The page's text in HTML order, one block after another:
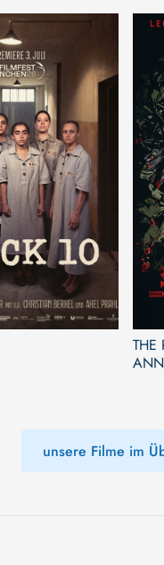
THE
unsere Filme im